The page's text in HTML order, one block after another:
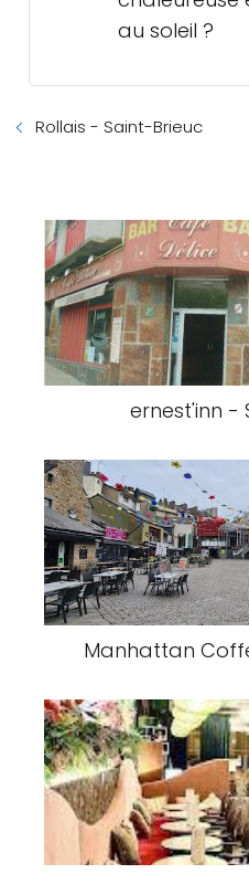
au soleil ?
Rollais - Saint-Brieuc
ernest'inn -
Manhattan